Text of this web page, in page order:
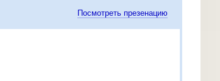
Посмотреть презенацию